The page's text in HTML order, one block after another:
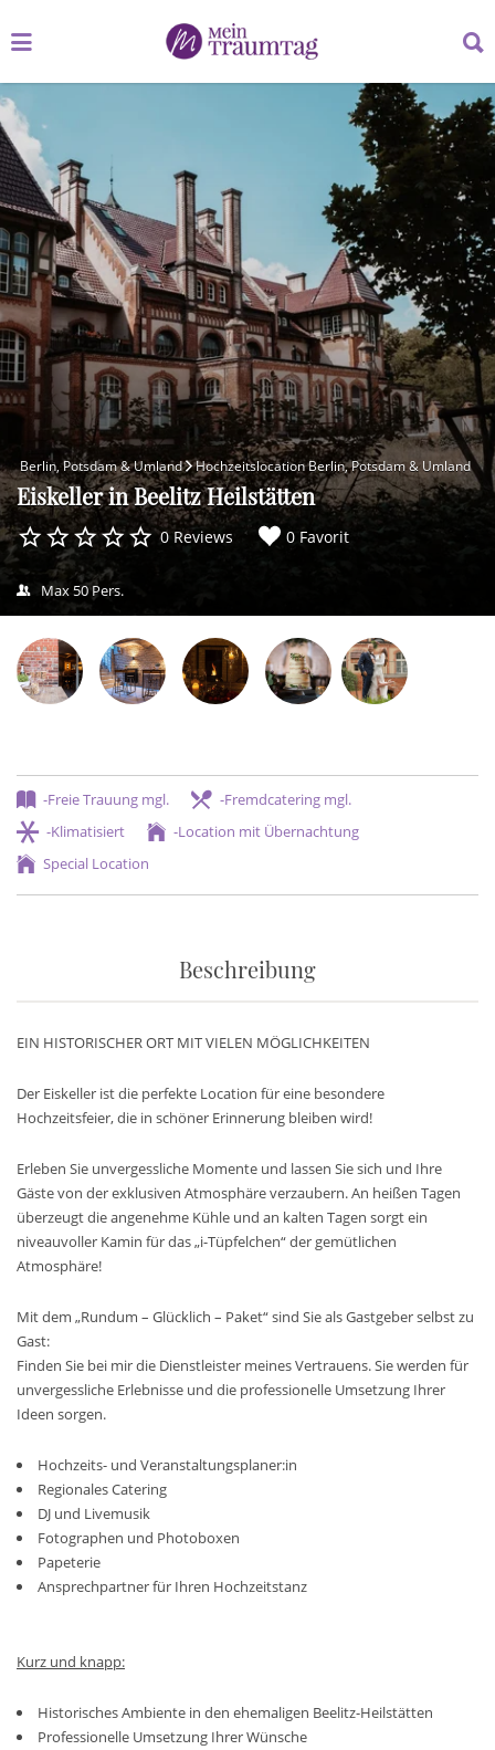
nach:
nach:
Berlin, Potsdam & Umland Hochzeitslocation Berlin, Potsdam & Umland
Eiskeller in Beelitz Heilstätten
0 Reviews 0 Favorit
Max 50 Pers.
-Freie Trauung mgl.
-Fremdcatering mgl.
-Klimatisiert
-Location mit Übernachtung
Special Location
Beschreibung
EIN HISTORISCHER ORT MIT VIELEN MÖGLICHKEITEN
Der Eiskeller ist die perfekte Location für eine besondere
Hochzeitsfeier, die in schöner Erinnerung bleiben wird!
Erleben Sie unvergessliche Momente und lassen Sie sich und Ihre
Gäste von der exklusiven Atmosphäre verzaubern. An heißen Tagen
überzeugt die angenehme Kühle und an kalten Tagen sorgt ein
niveauvoller Kamin für das „i-Tüpfelchen“ der gemütlichen
Atmosphäre!
Mit dem „Rundum – Glücklich – Paket“ sind Sie als Gastgeber selbst zu
Gast:
Finden Sie bei mir die Dienstleister meines Vertrauens. Sie werden für
unvergessliche Erlebnisse und die professionelle Umsetzung Ihrer
Ideen sorgen.
Hochzeits- und Veranstaltungsplaner:in
Regionales Catering
DJ und Livemusik
Fotographen und Photoboxen
Papeterie
Ansprechpartner für Ihren Hochzeitstanz
Kurz und knapp:
Historisches Ambiente in den ehemaligen Beelitz-Heilstätten
Professionelle Umsetzung Ihrer Wünsche